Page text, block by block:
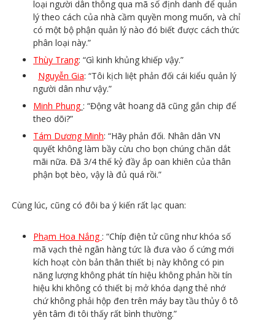
loại người dân thông qua mã số định danh để quản
lý theo cách của nhà cầm quyền mong muốn, và chỉ
có một bộ phận quản lý nào đó biết được cách thức
phân loại này.”
Thùy Trang: “Gì kinh khủng khiếp vậy.”
Nguyễn Gia: “Tôi kịch liệt phản đối cái kiểu quản lý
người dân như vậy.”
Minh Phung : “Động vât hoang dã cũng gắn chip để
theo dõi?”
Tám Dương Minh: “Hãy phản đối. Nhân dân VN
quyết không làm bầy cừu cho bọn chúng chăn dắt
mãi nữa. Đã 3/4 thế kỷ đầy ắp oan khiên của thân
phận bọt bèo, vậy là đủ quá rồi.”
Cùng lúc, cũng có đôi ba ý kiến rất lạc quan:
Phạm Hoa Nắng : “Chíp điện tử cũng như khóa số
mã vạch thẻ ngân hàng tức là đưa vào ổ cứng mới
kích hoạt còn bản thân thiết bị này không có pin
năng lượng không phát tín hiệu không phản hồi tín
hiệu khi không có thiết bị mở khóa dạng thẻ nhớ
chứ không phải hộp đen trên máy bay tầu thủy ô tô
yên tâm đi tôi thấy rất bình thường.”